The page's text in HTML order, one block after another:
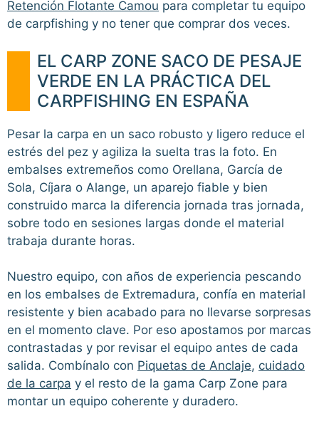
Retención Flotante Camou para completar tu equipo
de carpfishing y no tener que comprar dos veces.
EL CARP ZONE SACO DE PESAJE
VERDE EN LA PRÁCTICA DEL
CARPFISHING EN ESPAÑA
Pesar la carpa en un saco robusto y ligero reduce el
estrés del pez y agiliza la suelta tras la foto. En
embalses extremeños como Orellana, García de
Sola, Cíjara o Alange, un aparejo fiable y bien
construido marca la diferencia jornada tras jornada,
sobre todo en sesiones largas donde el material
trabaja durante horas.
Nuestro equipo, con años de experiencia pescando
en los embalses de Extremadura, confía en material
resistente y bien acabado para no llevarse sorpresas
en el momento clave. Por eso apostamos por marcas
contrastadas y por revisar el equipo antes de cada
salida. Combínalo con Piquetas de Anclaje, cuidado
de la carpa y el resto de la gama Carp Zone para
montar un equipo coherente y duradero.